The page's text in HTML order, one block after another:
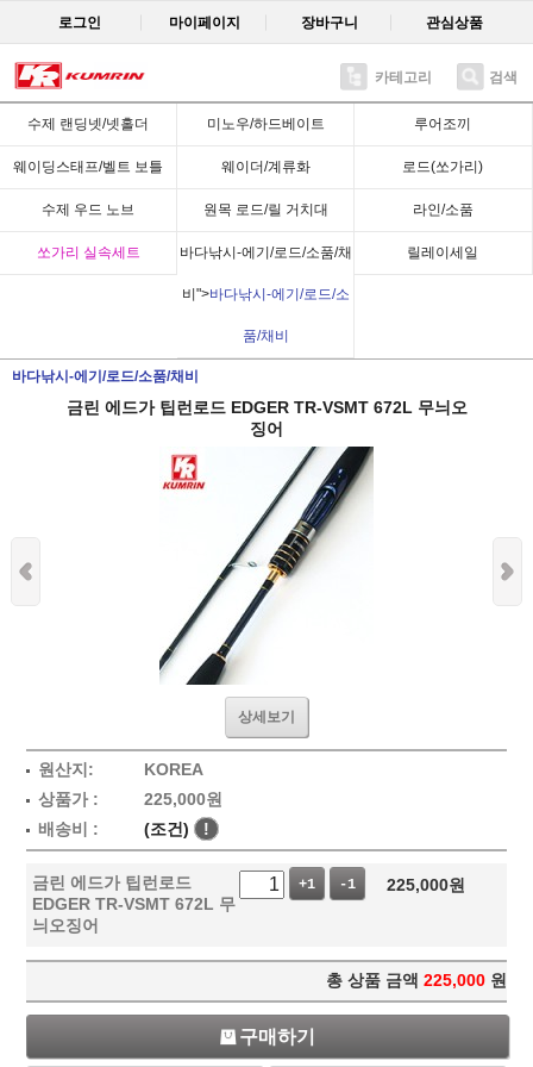
로그인 마이페이지 장바구니 관심상품
카테고리 검색
수제 랜딩넷/넷홀더 미노우/하드베이트 루어조끼
웨이딩스태프/벨트 보틀 웨이더/계류화 로드(쏘가리)
수제 우드 노브 원목 로드/릴 거치대 라인/소품
쏘가리 실속세트 바다낚시-에기/로드/소품/채
비">바다낚시-에기/로드/소
품/채비
릴레이세일
바다낚시-에기/로드/소품/채비
Recent
금린 에드가 팁런로드 EDGER TR-VSMT 672L 무늬오
징어
상세보기
원산지:
KOREA
상품가 :
225,000원
배송비 :
(조건) !
금린 에드가 팁런로드
EDGER TR-VSMT 672L 무
늬오징어
+1 -1 225,000원
총 상품 금액 225,000 원
구매하기